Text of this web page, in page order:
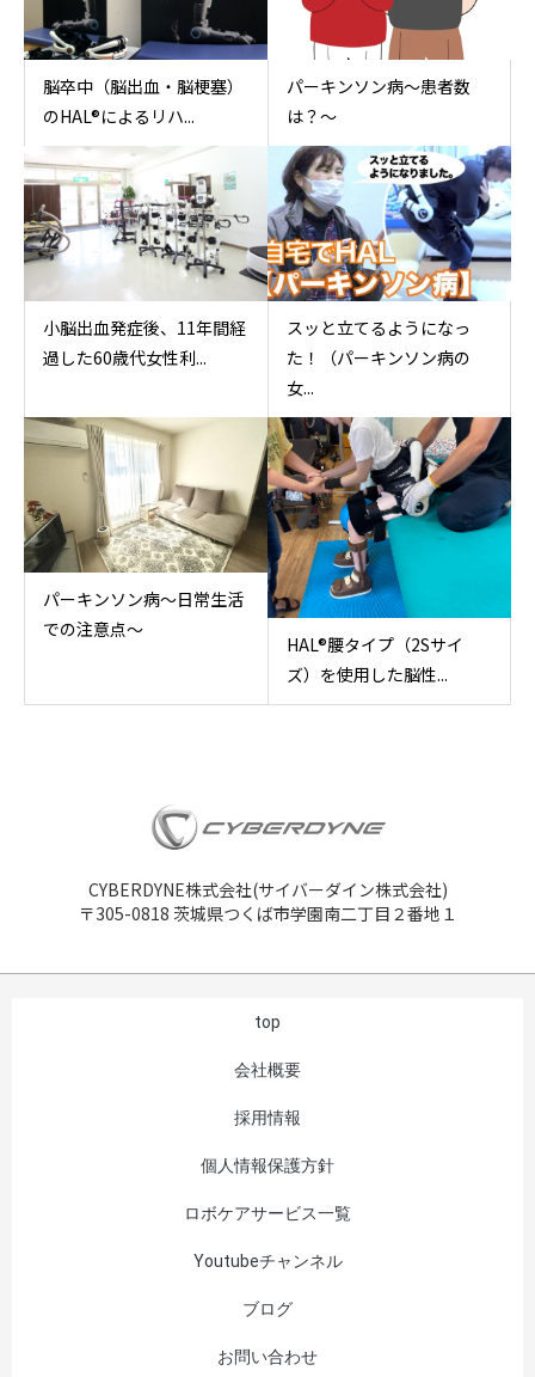
脳卒中（脳出血・脳梗塞）
のHAL®︎によるリハ...
パーキンソン病〜患者数
は？〜
⼩脳出⾎発症後、11年間経
過した60歳代⼥性利...
スッと立てるようになっ
た！（パーキンソン病の
女...
パーキンソン病〜日常生活
での注意点〜
HAL®︎腰タイプ（2Sサイ
ズ）を使用した脳性...
CYBERDYNE株式会社(サイバーダイン株式会社)
〒305-0818 茨城県つくば市学園南二丁目２番地１
top
会社概要
採用情報
個人情報保護方針
ロボケアサービス一覧
Youtubeチャンネル
ブログ
お問い合わせ